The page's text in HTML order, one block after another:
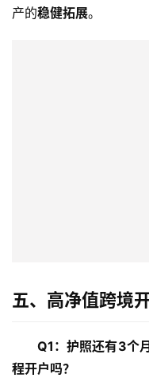
外
球
金
照
产的稳健拓展。
五、高净值跨境
Q1：护照还有3个
程开户吗？